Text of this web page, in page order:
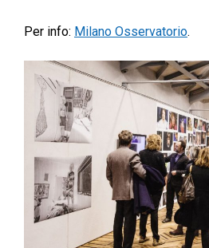
Per info: Milano Osservatorio.